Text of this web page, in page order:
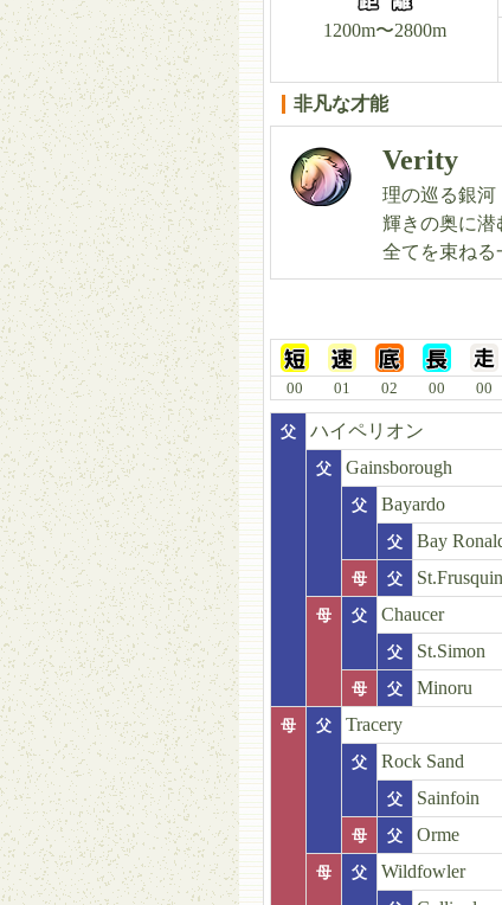
1200m〜2800m
非凡な才能
Verity
理の巡る銀河
輝きの奥に潜
全てを束ねる
00 01 02 00 00
父 ハイペリオン
父 Gainsborough
父 Bayardo
父 Bay
母 父 St.Frusquin
母 父 Chaucer
父 St.Simon
母 父 Minoru
母 父 Tracery
父 Rock Sand
父 Sainfoin
母 父 Orme
母 父 Wildfowler